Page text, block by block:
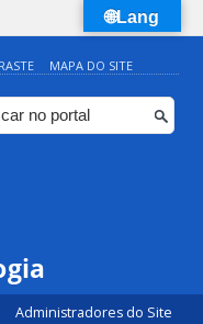
Simplifique!
Comunica BR
Participe
MAPA DO SITE
Administradores do Site
🌐Lang